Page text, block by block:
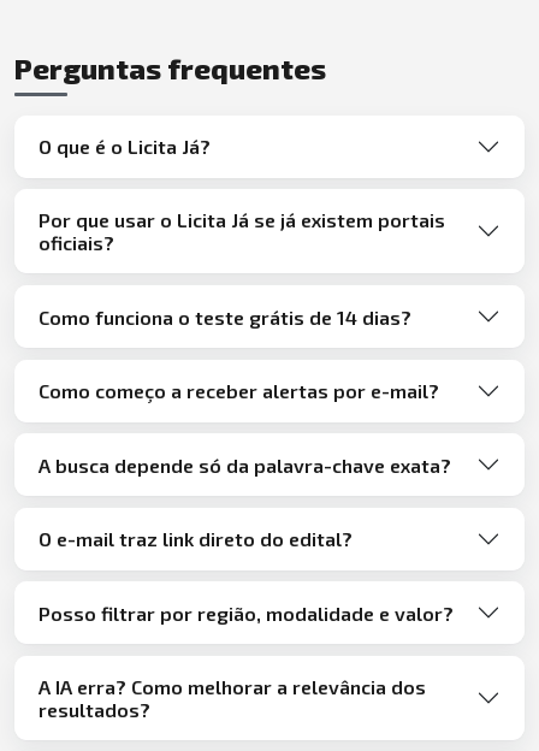
Perguntas frequentes
O que é o Licita Já?
Por que usar o Licita Já se já existem portais
oficiais?
Como funciona o teste grátis de 14 dias?
Como começo a receber alertas por e-mail?
A busca depende só da palavra-chave exata?
O e-mail traz link direto do edital?
Posso filtrar por região, modalidade e valor?
A IA erra? Como melhorar a relevância dos
resultados?